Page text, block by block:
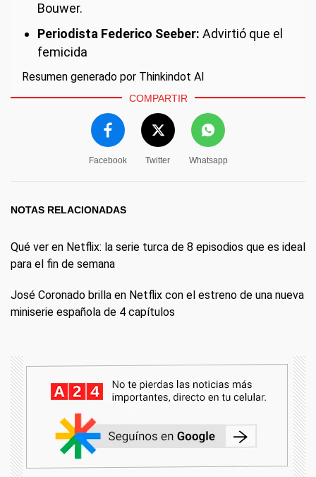
Bouwer.
Periodista Federico Seeber: Advirtió que el
femicida
Resumen generado por Thinkindot AI
COMPARTIR
Facebook Twitter Whatsapp
NOTAS RELACIONADAS
Qué ver en Netflix: la serie turca de 8 episodios que es ideal
para el fin de semana
José Coronado brilla en Netflix con el estreno de una nueva
miniserie española de 4 capítulos